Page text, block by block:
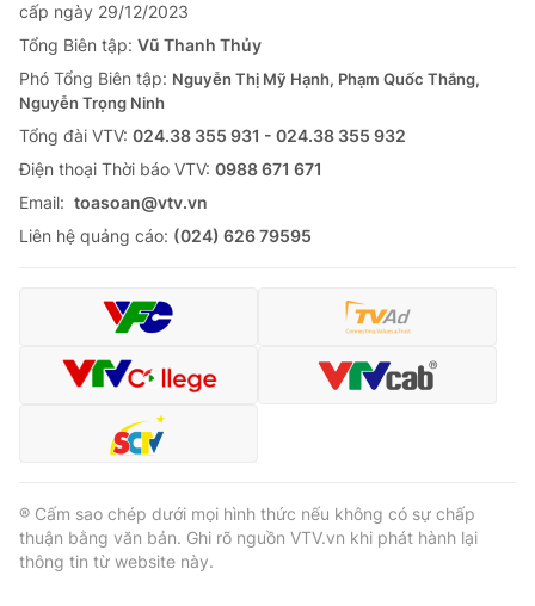
cấp ngày 29/12/2023
Tổng Biên tập: Vũ Thanh Thủy
Phó Tổng Biên tập: Nguyễn Thị Mỹ Hạnh, Phạm Quốc Thắng,
Nguyễn Trọng Ninh
Tổng đài VTV: 024.38 355 931 - 024.38 355 932
Ðiện thoại Thời báo VTV: 0988 671 671
Email: toasoan@vtv.vn
Liên hệ quảng cáo: (024) 626 79595
® Cấm sao chép dưới mọi hình thức nếu không có sự chấp
thuận bằng văn bản. Ghi rõ nguồn VTV.vn khi phát hành lại
thông tin từ website này.